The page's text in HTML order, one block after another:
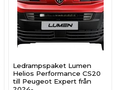
Ledrampspaket Lumen
Helios Performance CS20
till Peugeot Expert från